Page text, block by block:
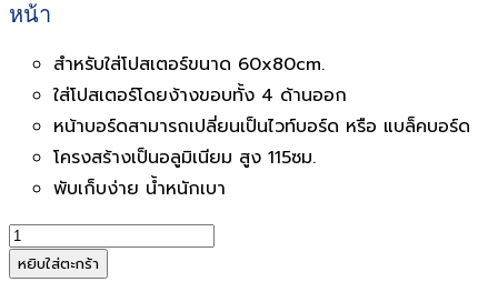
หน้า
สำหรับใส่โปสเตอร์ขนาด 60x80cm.
ใส่โปสเตอร์โดยง้างขอบทั้ง 4 ด้านออก
หน้าบอร์ดสามารถเปลี่ยนเป็นไวท์บอร์ด หรือ แบล็คบอร์ด
โครงสร้างเป็นอลูมิเนียม สูง 115ซม.
พับเก็บง่าย น้ำหนักเบา
จำนวน
FUJIบอร์ด
อเนกประสงค์
หยิบใส่ตะกร้า